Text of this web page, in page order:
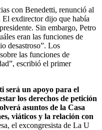
con Benedetti, renunció al
El exdirector dijo que había
Sin embargo, Petro
eran las funciones de
desastroso”. Los
las funciones de
escribió el primer
será un apoyo para el
los derechos de petición
asuntos de la Casa
viáticos y la relación con
el excongresista de La U